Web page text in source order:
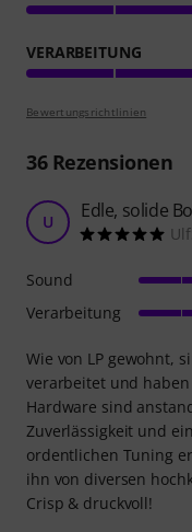
VERARBEITUNG
Bewertungsrichtlinien
36Rezensionen
U Edle, solide
Wie von LP gewohnt,
verarbeitet und haben
Hardware sind
Zuverlässigkeit und
ordentlichen Tuning
ihn von diversen
Crisp & druckvoll!
Sound
Verarbeitung